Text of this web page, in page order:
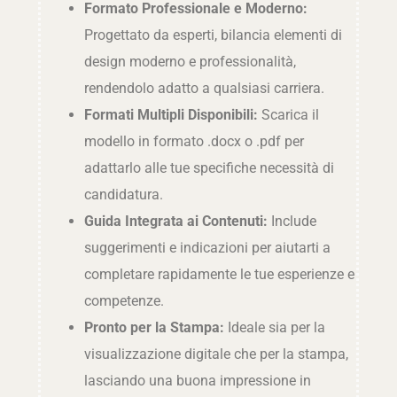
Formato Professionale e Moderno:
Progettato da esperti, bilancia elementi di
design moderno e professionalità,
rendendolo adatto a qualsiasi carriera.
Formati Multipli Disponibili: Scarica il
modello in formato .docx o .pdf per
adattarlo alle tue specifiche necessità di
candidatura.
Guida Integrata ai Contenuti: Include
suggerimenti e indicazioni per aiutarti a
completare rapidamente le tue esperienze e
competenze.
Pronto per la Stampa: Ideale sia per la
visualizzazione digitale che per la stampa,
lasciando una buona impressione in